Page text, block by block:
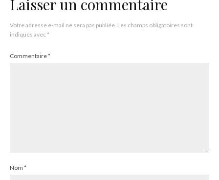
Laisser un commentaire
Votre adresse e-mail ne sera pas publiée. Les champs obligatoires sont
indiqués avec*
Commentaire*
Nom *